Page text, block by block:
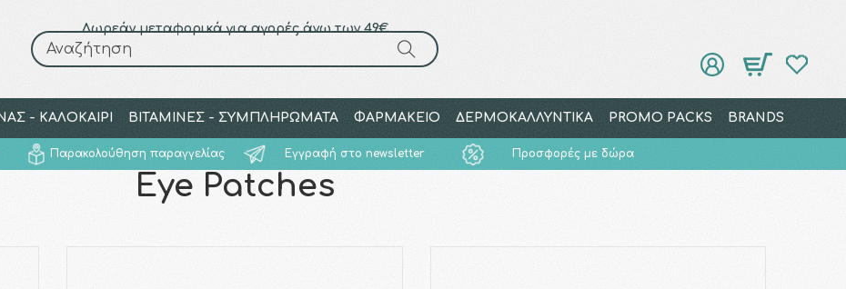
Δωρεάν μεταφορικά για αγορές άνω των 49€
Αναζήτηση
- ΚΑΛΟΚΑΙΡΙ ΒΙΤΑΜΙΝΕΣ - ΣΥΜΠΛΗΡΩΜΑΤΑ ΦΑΡΜΑΚΕΙΟ ΔΕΡΜΟΚΑΛΛΥΝΤΙΚΑ PROMO PACKS BRANDS
Παρακολούθηση παραγγελίας Εγγραφή στο newsletter Προσφορές με δώρα
Αναζήτηση
Eye Patches